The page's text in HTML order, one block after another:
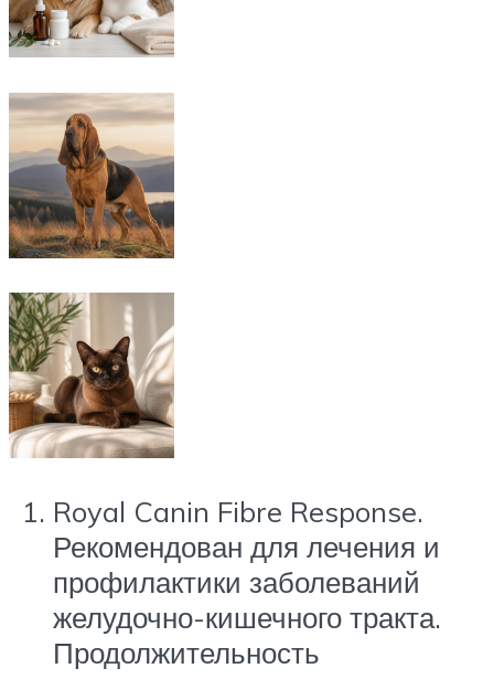
Royal Canin Fibre Response.
Рекомендован для лечения и
профилактики заболеваний
желудочно-кишечного тракта.
Продолжительность